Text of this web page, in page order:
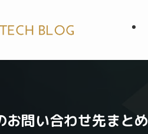
お問い合わせ先まとめ